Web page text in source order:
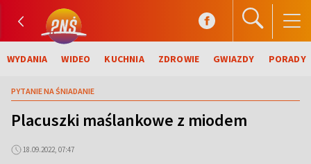
WYDANIA WIDEO KUCHNIA ZDROWIE GWIAZDY PORADY
PYTANIE NA ŚNIADANIE
Placuszki maślankowe z miodem
18.09.2022, 07:47